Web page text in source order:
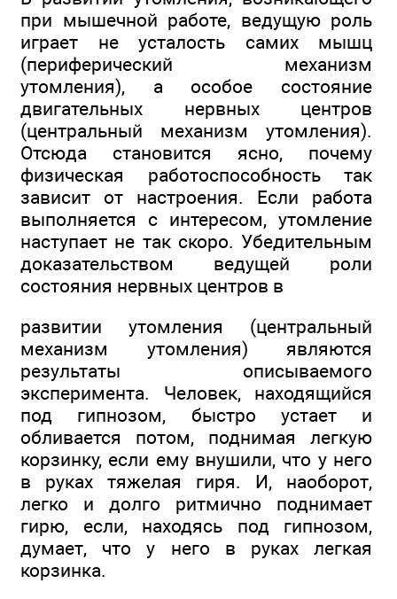
при мышечной работе, ведущую роль
играет не усталость самих мышц
(периферический механизм
утомления), а особое состояние
двигательных нервных центров
(центральный механизм утомления).
Отсюда становится ясно, почему
физическая работоспособность так
зависит от настроения. Если работа
выполняется с интересом, утомление
наступает не так скоро. Убедительным
доказательством ведущей роли
состояния нервных центров в
развитии утомления (центральный
механизм утомления) являются
результаты описываемого
эксперимента. Человек, находящийся
под гипнозом, быстро устает и
обливается потом, поднимая легкую
корзинку, если ему внушили, что у него
в руках тяжелая гиря. И, наоборот,
легко и долго ритмично поднимает
гирю, если, находясь под гипнозом,
думает, что у него в руках легкая
корзинка.